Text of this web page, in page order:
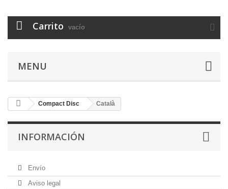
Carrito vacío
MENU
Compact Disc Català
INFORMACIÓN
Envío
Aviso legal